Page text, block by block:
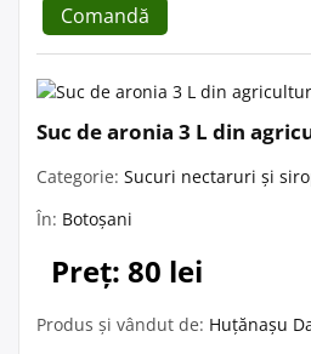
Comandă
Suc de aronia 3 L din
Categorie: Sucuri nectaruri și
În: Botoșani
Preț: 80 lei
Produs și vândut de: Huțănașu